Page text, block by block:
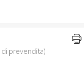
jeweilige
prevendita)